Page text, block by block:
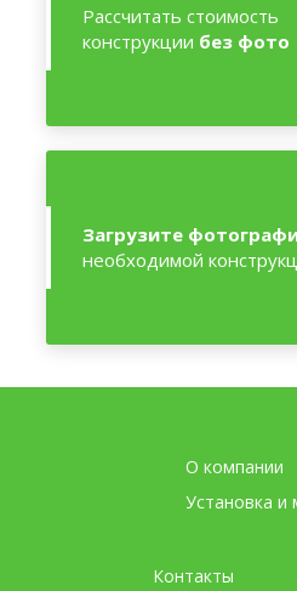
Рассчитать стоимость
конструкции без фото
Загрузите
необходимой
О компании
Установка и
Контакты